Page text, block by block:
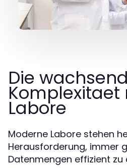
Die
Labore
Moderne Labore stehen
Herausforderung, immer
Datenmengen effizient zu